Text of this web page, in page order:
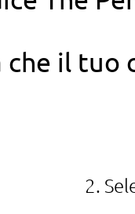
che il tuo
2.